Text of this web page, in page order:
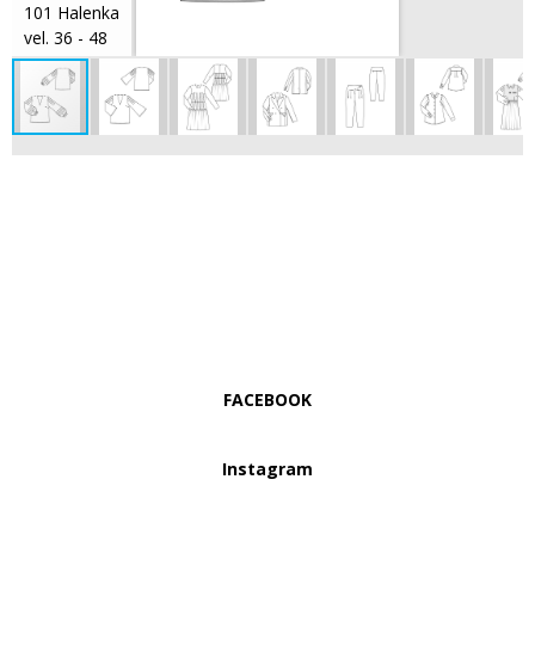
101 Halenka
vel. 36 - 48
FACEBOOK
Instagram